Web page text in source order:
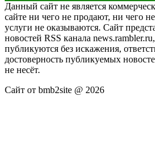
Данный сайт не является
сайте ни чего не продают, ни чего
услуги не оказываются. Сайт
новостей RSS канала
публикуются без искажения,
достоверность публикуемых
не несёт.
Сайт от bmb2site @ 2026